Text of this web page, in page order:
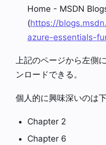
Home - MSDN
(https://
azure-essentials-
上記のページから左側
ンロードできる。
個人的に興味深いのは
Chapter 2
Chapter 6